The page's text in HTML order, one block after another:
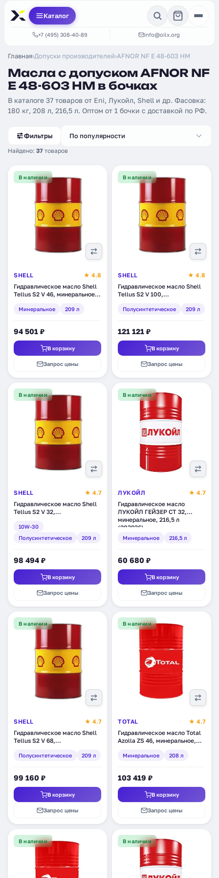
Каталог
+7 (495) 308-40-89 info@oilx.org
Главная›Допуски производителей›AFNOR NF E 48-603 HM
Масла с допуском AFNOR NF
E 48-603 HM в бочках
В каталоге 37 товаров от Eni, Лукойл, Shell и др. Фасовка:
180 кг, 208 л, 216,5 л. Оптом от 1 бочки с доставкой по РФ.
Фильтры
Найдено: 37 товаров
По популярности
В наличии
SHELL
★ 4.8
Гидравлическое масло Shell
Tellus S2 V 46, минеральное,
Минеральное 209 л
94 501 ₽
В корзину
Запрос цены
В наличии
SHELL
★ 4.8
Гидравлическое масло Shell
Tellus S2 V 100,
(550031732)
Полусинтетическое 209 л
121 121 ₽
В корзину
Запрос цены
В наличии
SHELL
★ 4.7
Гидравлическое масло Shell
Tellus S2 V 32,
(550031671)
10W-30
Полусинтетическое
209 л
98 494 ₽
В корзину
Запрос цены
В наличии
ЛУКОЙЛ
★ 4.7
Гидравлическое масло
ЛУКОЙЛ ГЕЙЗЕР СТ 32,
минеральное, 216,5 л
(203936)
Минеральное 216,5 л
60 680 ₽
В корзину
Запрос цены
В наличии
SHELL
★ 4.7
Гидравлическое масло Shell
Tellus S2 V 68,
(550031531)
Полусинтетическое 209 л
99 160 ₽
В корзину
Запрос цены
В наличии
TOTAL
★ 4.7
Гидравлическое масло Total
Azolla ZS 46, минеральное,
Минеральное 208 л
103 419 ₽
В корзину
Запрос цены
В наличии В наличии